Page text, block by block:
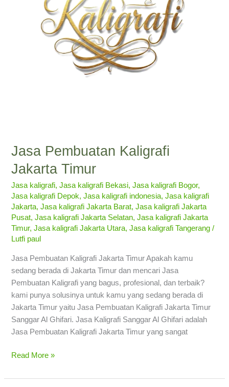
Jasa Pembuatan Kaligrafi
Jakarta Timur
Jasa kaligrafi,Jasa kaligrafi Bekasi,Jasa kaligrafi Bogor,
Jasa kaligrafi Depok,Jasa kaligrafi indonesia,Jasa kaligrafi
Jakarta,Jasa kaligrafi Jakarta Barat,Jasa kaligrafi Jakarta
Pusat,Jasa kaligrafi Jakarta Selatan,Jasa kaligrafi Jakarta
Timur,Jasa kaligrafi Jakarta Utara,Jasa kaligrafi Tangerang /
Lutfi paul
Jasa Pembuatan Kaligrafi Jakarta Timur Apakah kamu
sedang berada di Jakarta Timur dan mencari Jasa
Pembuatan Kaligrafi yang bagus, profesional, dan terbaik?
kami punya solusinya untuk kamu yang sedang berada di
Jakarta Timur yaitu Jasa Pembuatan Kaligrafi Jakarta Timur
Sanggar Al Ghifari. Jasa Kaligrafi Sanggar Al Ghifari adalah
Jasa Pembuatan Kaligrafi Jakarta Timur yang sangat
Read More »